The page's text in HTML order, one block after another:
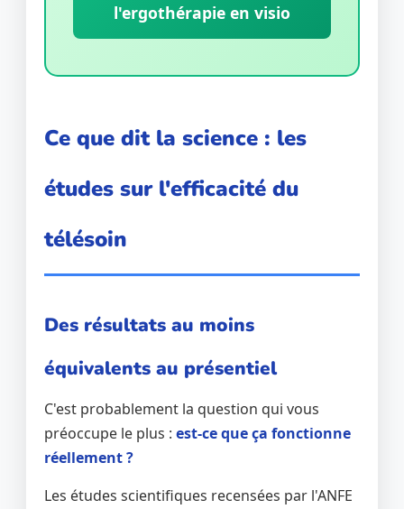
l'ergothérapie en visio
Ce que dit la science : les
études sur l'efficacité du
télésoin
Des résultats au moins
équivalents au présentiel
C'est probablement la question qui vous
préoccupe le plus :est-ce que ça fonctionne
réellement ?
Les études scientifiques recensées par l'ANFE